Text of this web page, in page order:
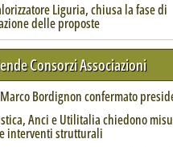
dei cavi'
Liguria, chiusa la fase di
delle proposte
Consorzi Associazioni
Bordignon confermato
Anci e Utilitalia chiedono
interventi strutturali